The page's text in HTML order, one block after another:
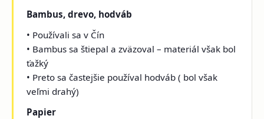
Bambus, drevo, hodváb
• Používali sa v Čín
• Bambus sa štiepal a zväzoval – materiál však bol
ťažký
• Preto sa častejšie používal hodváb ( bol však
veľmi drahý)
Papier